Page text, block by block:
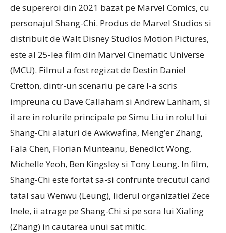
de supereroi din 2021 bazat pe Marvel Comics, cu
personajul Shang-Chi. Produs de Marvel Studios si
distribuit de Walt Disney Studios Motion Pictures,
este al 25-lea film din Marvel Cinematic Universe
(MCU). Filmul a fost regizat de Destin Daniel
Cretton, dintr-un scenariu pe care l-a scris
impreuna cu Dave Callaham si Andrew Lanham, si
il are in rolurile principale pe Simu Liu in rolul lui
Shang-Chi alaturi de Awkwafina, Meng’er Zhang,
Fala Chen, Florian Munteanu, Benedict Wong,
Michelle Yeoh, Ben Kingsley si Tony Leung. In film,
Shang-Chi este fortat sa-si confrunte trecutul cand
tatal sau Wenwu (Leung), liderul organizatiei Zece
Inele, ii atrage pe Shang-Chi si pe sora lui Xialing
(Zhang) in cautarea unui sat mitic.